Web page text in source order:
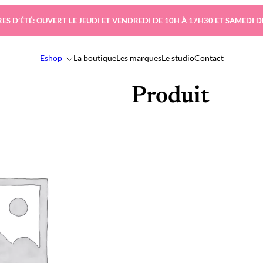
D’ÉTÉ: OUVERT LE JEUDI ET VENDREDI DE 10H À 17H30 ET SAMEDI
Eshop La boutiqueLes marquesLe studioContact
Produit